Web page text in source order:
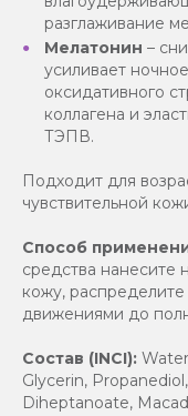
разглаживание
Мелатонин –
усиливает
оксидативного
коллагена и
ТЭПВ.
Подходит для
чувствительной
Способ
средства
кожу,
движениями до
Состав (INCI):
Glycerin,
Diheptanoate,